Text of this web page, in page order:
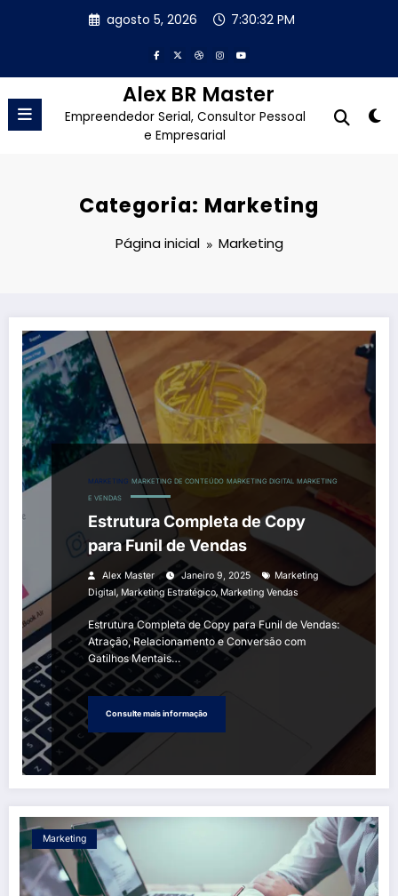
agosto 5, 2026 7:30:34 PM
Alex BR Master
Empreendedor Serial, Consultor Pessoal
e Empresarial
Categoria: Marketing
Página inicial Marketing
MARKETING MARKETING DE CONTEÚDO MARKETING DIGITAL MARKETING
E VENDAS
Estrutura Completa de Copy
para Funil de Vendas
Alex Master Janeiro 9, 2025
Marketing
Digital, Marketing Estratégico, Marketing Vendas
Estrutura Completa de Copy para Funil de Vendas:
Atração, Relacionamento e Conversão com
Gatilhos Mentais…
Consulte mais informação
Marketing